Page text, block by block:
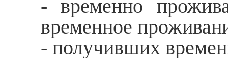
- временно
временное
- получивших